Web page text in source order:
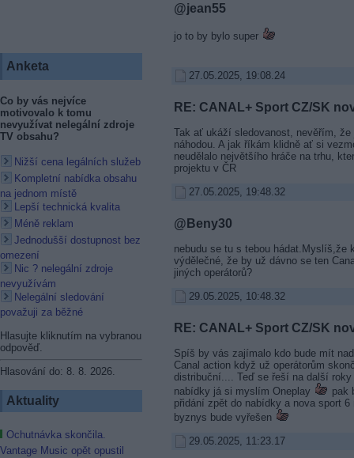
Anketa
Co by vás nejvíce
motivovalo k tomu
nevyužívat nelegální zdroje
TV obsahu?
Nižší cena legálních služeb
Kompletní nabídka obsahu
na jednom místě
Lepší technická kvalita
Méně reklam
Jednodušší dostupnost bez
omezení
Nic ? nelegální zdroje
nevyužívám
Nelegální sledování
považuji za běžné
Hlasujte kliknutím na vybranou
odpověď.
Hlasování do: 8. 8. 2026.
Aktuality
Ochutnávka skončila.
Vantage Music opět opustil
@jean55
jo to by bylo super
27.05.2025, 19:08.24
RE: CANAL+ Sport CZ/SK
Tak ať ukáží sledovanost, nevěřím, že
náhodou. A jak říkám klidně ať si
neudělalo největšího hráče na trhu,
projektu v ČR
27.05.2025, 19:48.32
@Beny30
nebudu se tu s tebou hádat.Myslíš,že
výdělečné, že by už dávno se ten
jiných operátorů?
29.05.2025, 10:48.32
RE: CANAL+ Sport CZ/SK
Spíš by vás zajímalo kdo bude mít
Canal action když už operátorům
distribuční.... Teď se řeší na další
nabídky já si myslím Oneplay
pak
přidání zpět do nabídky a nova sport
byznys bude vyřešen
29.05.2025, 11:23.17